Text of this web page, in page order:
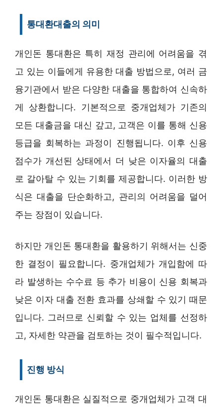
통대환대출의 의미
개인돈 통대환은 특히 재정 관리에 어려움을 겪
고 있는 이들에게 유용한 대출 방법으로, 여러 금
융기관에서 받은 다양한 대출을 통합하여 신속하
게 상환합니다. 기본적으로 중개업체가 기존의
모든 대출금을 대신 갚고, 고객은 이를 통해 신용
등급을 회복하는 과정이 진행됩니다. 이후 신용
점수가 개선된 상태에서 더 낮은 이자율의 대출
로 갈아탈 수 있는 기회를 제공합니다. 이러한 방
식은 대출을 단순화하고, 관리의 어려움을 덜어
주는 장점이 있습니다.
하지만 개인돈 통대환을 활용하기 위해서는 신중
한 결정이 필요합니다. 중개업체가 개입함에 따
라 발생하는 수수료 등 추가 비용이 신용 회복과
낮은 이자 대출 전환 효과를 상쇄할 수 있기 때문
입니다. 그러므로 신뢰할 수 있는 업체를 선정하
고, 자세한 약관을 검토하는 것이 필수적입니다.
진행 방식
개인돈 통대환은 실질적으로 중개업체가 고객 대